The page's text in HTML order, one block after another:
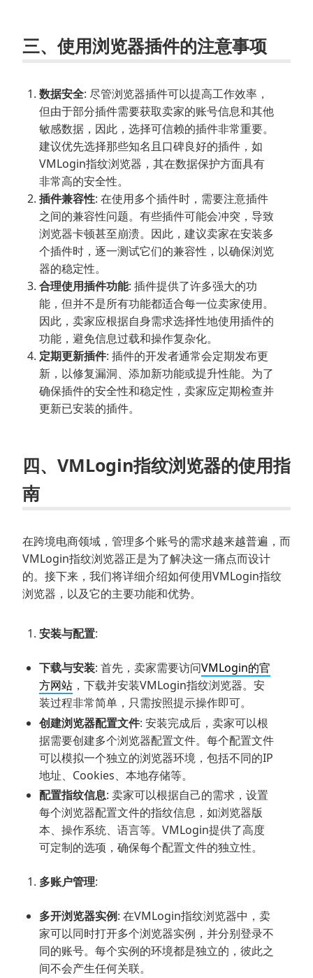
三、使用浏览器插件的注意事项
数据安全: 尽管浏览器插件可以提高工作效率，
但由于部分插件需要获取卖家的账号信息和其他
敏感数据，因此，选择可信赖的插件非常重要。
建议优先选择那些知名且口碑良好的插件，如
VMLogin指纹浏览器，其在数据保护方面具有
非常高的安全性。
插件兼容性: 在使用多个插件时，需要注意插件
之间的兼容性问题。有些插件可能会冲突，导致
浏览器卡顿甚至崩溃。因此，建议卖家在安装多
个插件时，逐一测试它们的兼容性，以确保浏览
器的稳定性。
合理使用插件功能: 插件提供了许多强大的功
能，但并不是所有功能都适合每一位卖家使用。
因此，卖家应根据自身需求选择性地使用插件的
功能，避免信息过载和操作复杂化。
定期更新插件: 插件的开发者通常会定期发布更
新，以修复漏洞、添加新功能或提升性能。为了
确保插件的安全性和稳定性，卖家应定期检查并
更新已安装的插件。
四、VMLogin指纹浏览器的使用指
南
在跨境电商领域，管理多个账号的需求越来越普遍，而
VMLogin指纹浏览器正是为了解决这一痛点而设计
的。接下来，我们将详细介绍如何使用VMLogin指纹
浏览器，以及它的主要功能和优势。
安装与配置:
下载与安装: 首先，卖家需要访问VMLogin的官
方网站 ，下载并安装VMLogin指纹浏览器。安
装过程非常简单，只需按照提示操作即可。
创建浏览器配置文件: 安装完成后，卖家可以根
据需要创建多个浏览器配置文件。每个配置文件
可以模拟一个独立的浏览器环境，包括不同的IP
地址、Cookies、本地存储等。
配置指纹信息: 卖家可以根据自己的需求，设置
每个浏览器配置文件的指纹信息，如浏览器版
本、操作系统、语言等。VMLogin提供了高度
可定制的选项，确保每个配置文件的独立性。
多账户管理:
多开浏览器实例: 在VMLogin指纹浏览器中，卖
家可以同时打开多个浏览器实例，并分别登录不
同的账号。每个实例的环境都是独立的，彼此之
间不会产生任何关联。